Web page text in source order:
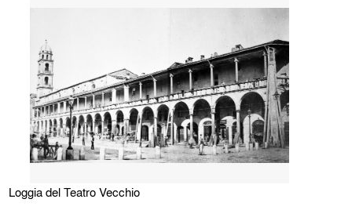
Loggia del Teatro Vecchio